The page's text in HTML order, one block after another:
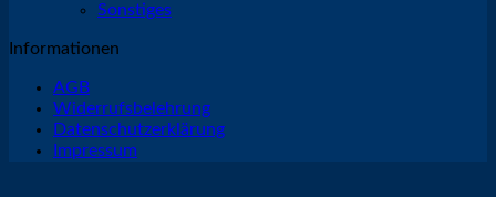
Sonstiges
Informationen
AGB
Widerrufsbelehrung
Datenschutzerklärung
Impressum